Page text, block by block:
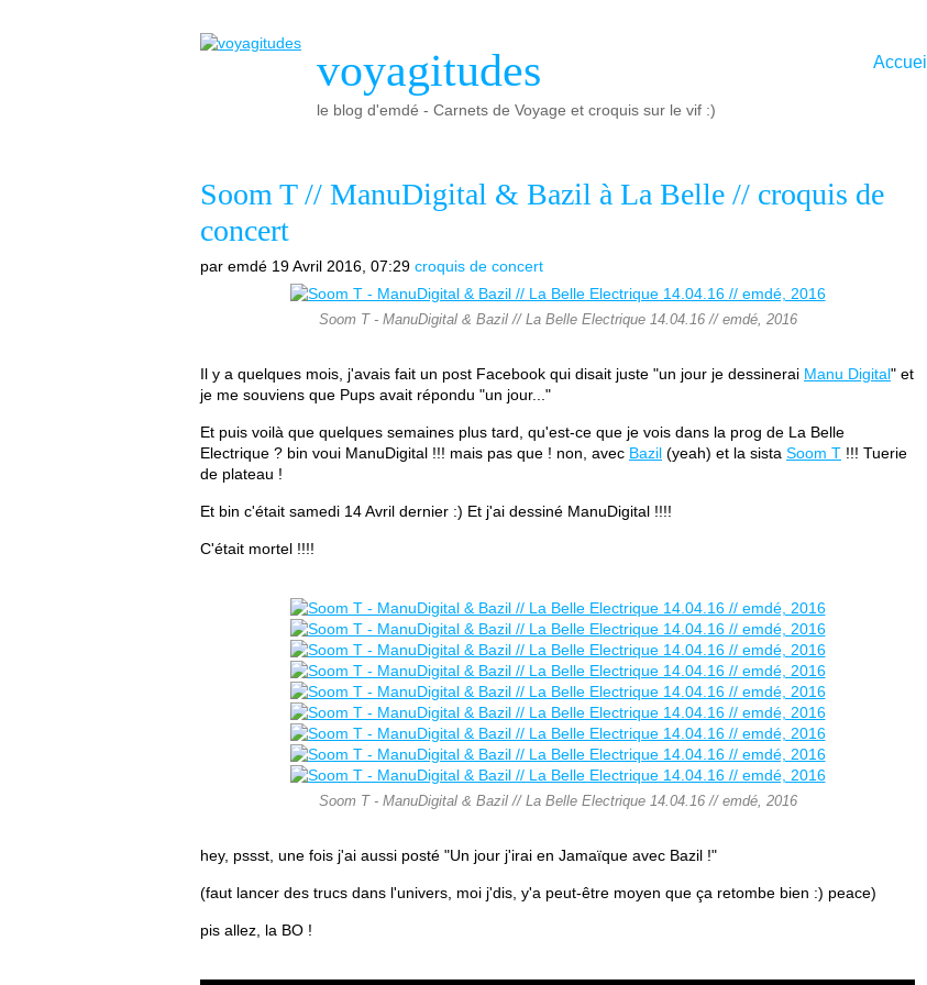
voyagitudes
le blog d'emdé - Carnets de Voyage et croquis sur le vif :)
Accueil
Soom T // ManuDigital & Bazil à La Belle // croquis de
concert
par emdé 19 Avril 2016, 07:29 croquis de concert
Soom T - ManuDigital & Bazil // La Belle Electrique 14.04.16 // emdé, 2016
Il y a quelques mois, j'avais fait un post Facebook qui disait juste "un jour je dessinerai Manu Digital" et
je me souviens que Pups avait répondu "un jour..."
Et puis voilà que quelques semaines plus tard, qu'est-ce que je vois dans la prog de La Belle
Electrique ? bin voui ManuDigital !!! mais pas que ! non, avec Bazil (yeah) et la sista Soom T !!! Tuerie
de plateau !
Et bin c'était samedi 14 Avril dernier :) Et j'ai dessiné ManuDigital !!!!
C'était mortel !!!!
Soom T - ManuDigital & Bazil // La Belle Electrique 14.04.16 // emdé, 2016
hey, pssst, une fois j'ai aussi posté "Un jour j'irai en Jamaïque avec Bazil !"
(faut lancer des trucs dans l'univers, moi j'dis, y'a peut-être moyen que ça retombe bien :) peace)
pis allez, la BO !